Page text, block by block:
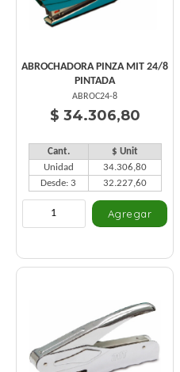
ABROCHADORA PINZA MIT 24/8
PINTADA
ABROC24-8
$ 34.306,80
Cant.
$ Unit
Unidad
34.306,80
Desde: 3
32.227,60